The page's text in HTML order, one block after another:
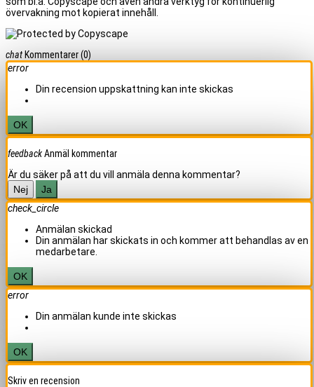
övervakning mot kopierat innehåll.
chat Kommentarer(0)
error
Din recension uppskattning kan inte skickas
OK
feedbackAnmäl kommentar
Är du säker på att du vill anmäla denna kommentar?
Nej
Ja
check_circle
Anmälan skickad
Din anmälan har skickats in och kommer att behandlas av en
medarbetare.
OK
error
Din anmälan kunde inte skickas
OK
Skriv en recension